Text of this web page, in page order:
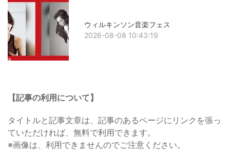
ウィルキンソン音楽フェス
2026-08-08 10:43:19
【記事の利用について】
タイトルと記事文章は、記事のあるページにリンクを張っ
ていただければ、無料で利用できます。
※画像は、利用できませんのでご注意ください。